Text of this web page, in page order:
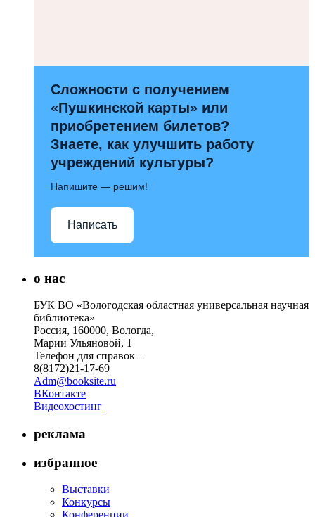
Сложности с получением
«Пушкинской карты» или
приобретением билетов?
Знаете, как улучшить работу
учреждений культуры?
Напишите — решим!
Написать
о нас
БУК ВО «Вологодская областная универсальная научная
библиотека»
Россия, 160000, Вологда,
Марии Ульяновой, 1
Телефон для справок –
8(8172)21-17-69
Adm@booksite.ru
ВКонтакте
Видеохостинг
реклама
избранное
Выставки
Конкурсы